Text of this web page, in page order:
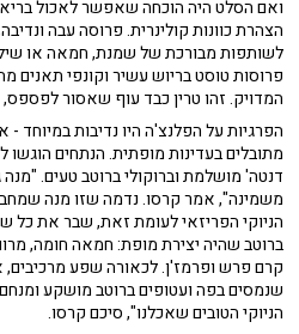
ואם הסלט היה הוכחה שאפשר לאכול בריא
הצהרת כוונות קולינרית. פרוסה עבה
לשותפות מבורכת של שמנת, חמאה או
פרוסות טוסט בריוש עשיר וקונפי תאנים
המדויק. זהו טרין כבד עוף שאסור לפספס,
הפרגיות על הפלנצ'ה היו נדיבות במיוחד -
מתובלים בעדינות מופתית. הנתחים
דנטה' מושלמת וברוקולי ברוטב טעים.
משמינה", אמר קרסו. נדמה שזו מנה
הניוקי הפריזאי לעומת זאת, שבר את כל
ברוטב שהיה יצירת מופת: חמאה חומה,
קרם פרש ופרמז'ן. לכאורה שפע מרכיבים,
שנמסים בפה ועטופים ברוטב מושקע
הניוקי הטובים שאכלנו", סיכם קרסו.